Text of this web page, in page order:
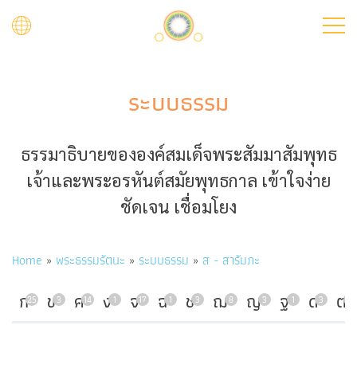
ระบบธรรม
ธรรมาธิบายขององค์สมเด็จพระสัมมาสัมพุทธ
เจ้าและพระอรหันต์สมัยพุทธกาล เข้าใจง่าย
ชัดเจน เชื่อมโยง
Breadcrumb
Home พระธรรมรัตนะ ระบบธรรม ส - สารัมภะ
ก25 ข3 ค14 ง1 จ17 ฉ1 ช3 ฌ8 ญ3 ฐ1 ด3 ต